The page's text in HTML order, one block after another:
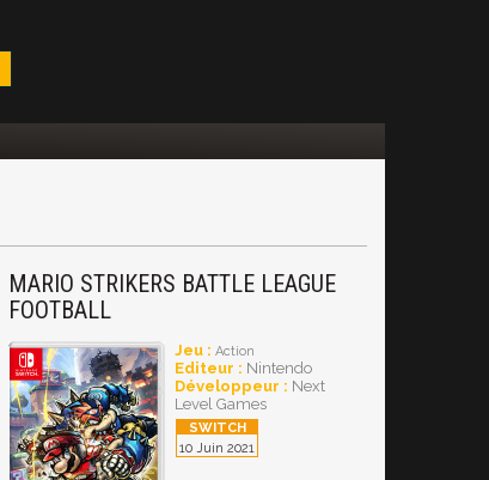
MARIO STRIKERS BATTLE LEAGUE
FOOTBALL
Jeu : Action
Editeur : Nintendo
Développeur : Next
Level Games
10 Juin 2021